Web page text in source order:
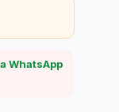
WhatsApp